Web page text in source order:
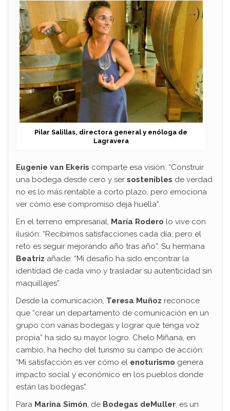
Pilar Salillas, directora general y enóloga de
Lagravera
Eugenie van Ekeris comparte esa visión: “Construir
una bodega desde cero y ser sostenibles de verdad
no es lo más rentable a corto plazo, pero emociona
ver cómo ese compromiso deja huella”.
En el terreno empresarial, María Rodero lo vive con
ilusión: “Recibimos satisfacciones cada día, pero el
reto es seguir mejorando año tras año”. Su hermana
Beatriz añade: “Mi desafío ha sido encontrar la
identidad de cada vino y trasladar su autenticidad sin
maquillajes”.
Desde la comunicación, Teresa Muñoz reconoce
que “crear un departamento de comunicación en un
grupo con varias bodegas y lograr que tenga voz
propia” ha sido su mayor logro. Chelo Miñana, en
cambio, ha hecho del turismo su campo de acción:
“Mi satisfacción es ver cómo el enoturismo genera
impacto social y económico en los pueblos donde
están las bodegas”.
Para Marina Simón, de Bodegas deMuller, es un